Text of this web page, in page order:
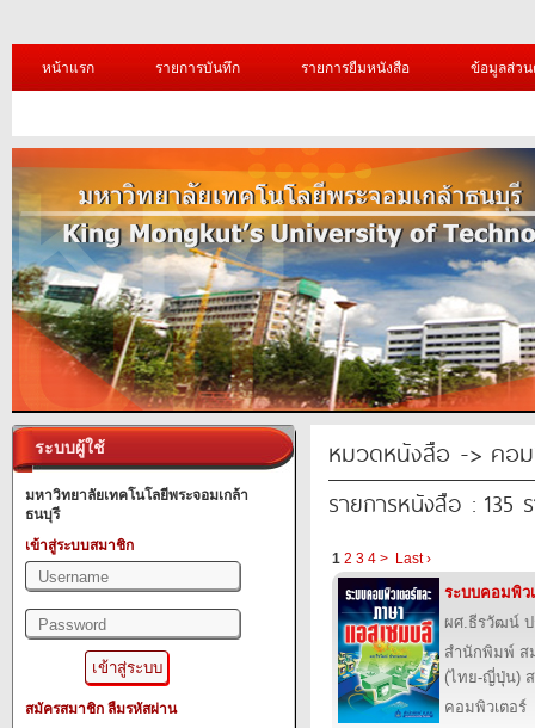
หน้าแรก รายการบันทึก รายการยืมหนังสือ ข้อมูลส่ว
ระบบผู้ใช้
มหาวิทยาลัยเทคโนโลยีพระจอมเกล้า
ธนบุรี
เข้าสู่ระบบสมาชิก
สมัครสมาชิก ลืมรหัสผ่าน
หมวดหนังสือ -> คอ
รายการหนังสือ : 135
1 2 3 4 > Last ›
ระบบคอมพิว
ผศ.ธีรวัฒน์
สำนักพิมพ์ ส
(ไทย-ญี่ปุ่น)
คอมพิวเตอร์